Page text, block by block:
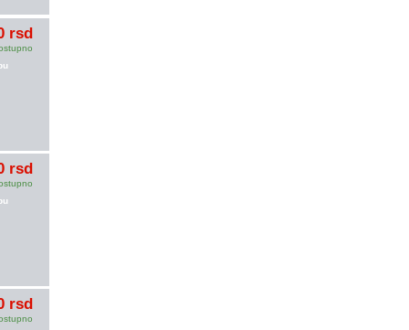
rsd
rsd
rsd